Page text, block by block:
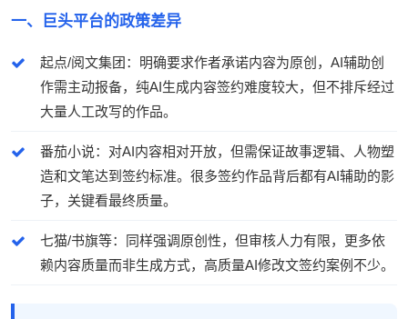
一、巨头平台的政策差异
起点/阅文集团：明确要求作者承诺内容为原创，AI辅助创
作需主动报备，纯AI生成内容签约难度较大，但不排斥经过
大量人工改写的作品。
番茄小说：对AI内容相对开放，但需保证故事逻辑、人物塑
造和文笔达到签约标准。很多签约作品背后都有AI辅助的影
子，关键看最终质量。
七猫/书旗等：同样强调原创性，但审核人力有限，更多依
赖内容质量而非生成方式，高质量AI修改文签约案例不少。